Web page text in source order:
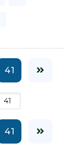
41
41